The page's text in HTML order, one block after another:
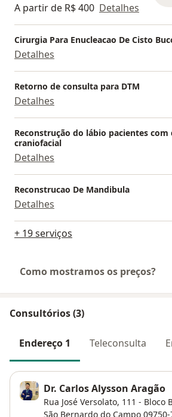
A partir de R$ 400 Detalhes
Cirurgia Para Enucleacao De Cisto
Detalhes
Retorno de consulta para DTM
Detalhes
Reconstrução do lábio pacientes
craniofacial
Detalhes
Reconstrucao De Mandibula
Detalhes
+ 19 serviços
Como mostramos os preços?
Consultórios (3)
Endereço 1 Teleconsulta
Dr. Carlos Alysson Aragão
Rua José Versolato, 111 - Bloco
São Bernardo do Campo